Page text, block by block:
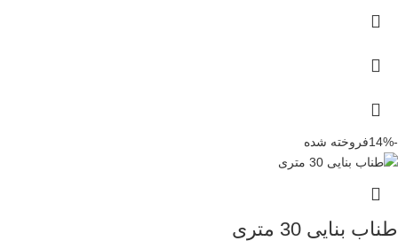
-14% فروخته شده
طناب بنایی 30 متری